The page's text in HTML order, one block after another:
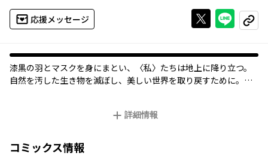
応援メッセージ Xで投稿する
ライン
コピー
漆黒の羽とマスクを身にまとい、〈私〉たちは地上に降り立つ。
自然を汚した生き物を滅ぼし、美しい世界を取り戻すために。け
絶望の中で絆が紡がれるポストアポカリプス読切「ノアのカラ
録。
詳細情報
コミックス情報